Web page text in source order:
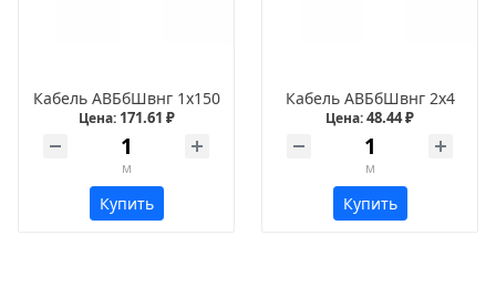
Кабель АВБбШвнг 1х150
Цена: 171.61 ₽
м
Купить
Кабель АВБбШвнг 2х4
Цена:48.44 ₽
м
Купить